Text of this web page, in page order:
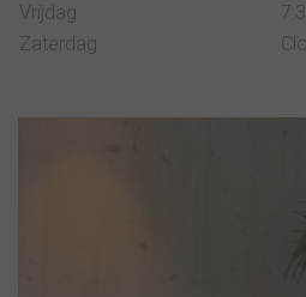
Vrijdag:
Zaterdag: